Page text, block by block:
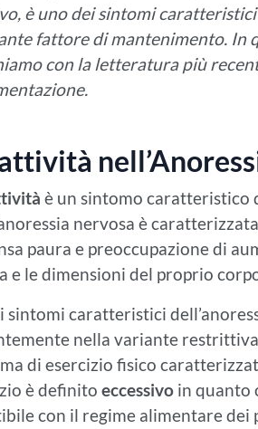
è uno dei sintomi caratteristici
fattore di mantenimento. In
con la letteratura più
è un sintomo caratteristico
nervosa è
paura e preoccupazione di
e le dimensioni del proprio
sintomi caratteristici
nella variante restrittiva
di esercizio fisico
è definito eccessivo in quanto
con il regime alimentare dei